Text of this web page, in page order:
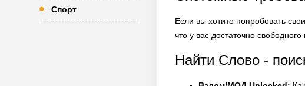
Спорт
Если вы хотите попробовать
что у вас достаточно свободного
Найти Слово -